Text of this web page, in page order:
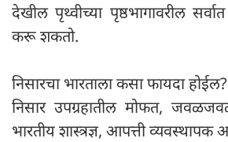
देखील पृथ्वीच्या पृष्ठभागावरील
करू शकतो.
निसारचा भारताला कसा फायदा होईल?
निसार उपग्रहातील मोफत,
भारतीय शास्त्रज्ञ, आपत्ती व्यवस्थापक